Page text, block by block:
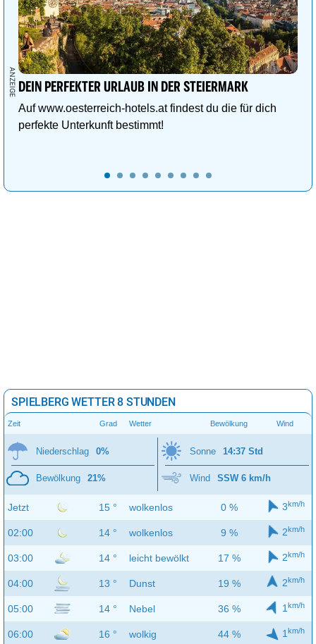
DEIN PERFEKTER URLAUB IN DER STEIERMARK
Auf www.oesterreich-hotels.at findest du die für dich
perfekte Unterkunft bestimmt!
SPIELBERG WETTER 8 STUNDEN
Zeit Grad Wetter Bewölkung Wind
Niederschlag 0%
Bewölkung 21%
Sonne 14:37 Std
Wind SSW 6 km/h
Jetzt 15 ° wolkenlos 0 % 3km/h
02:00 14 ° wolkenlos 9 % 2km/h
03:00 14 ° leicht bewölkt 17 % 2km/h
04:00 13 ° Dunst 19 % 2km/h
05:00 14 ° Nebel 36 % 1 km/h
06:00 16 ° wolkig 44 % 1 km/h